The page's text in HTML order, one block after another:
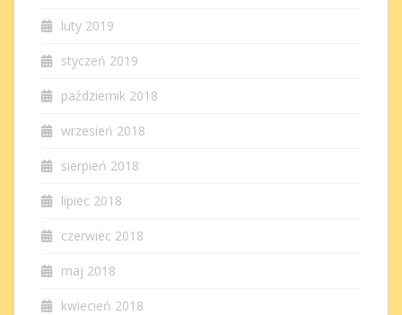
luty 2019
styczeń 2019
październik 2018
wrzesień 2018
sierpień 2018
lipiec 2018
czerwiec 2018
maj 2018
kwiecień 2018